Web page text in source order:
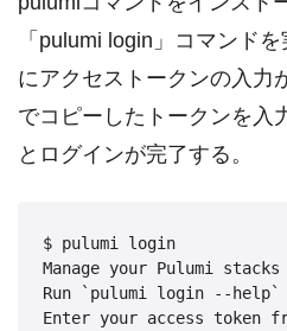
「pulumi login」コマンド
にアクセストークンの入力
でコピーしたトークンを入
とログインが完了する。
$ pulumi login
Manage your Pulumi
Run `pulumi login --
Enter your access token